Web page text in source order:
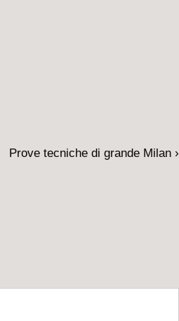
Il
Prove tecniche di grande Milan ›